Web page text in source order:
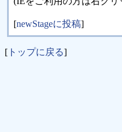
[newStageに投稿]
[ トップに戻る]